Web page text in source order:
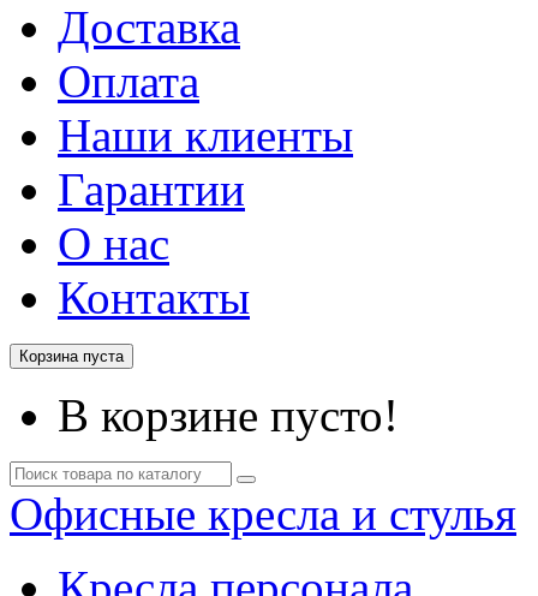
Доставка
Оплата
Наши клиенты
Гарантии
О нас
Контакты
Корзина пуста
В корзине пусто!
Офисные кресла и стулья